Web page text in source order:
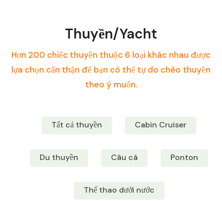
Thuyền/Yacht
Hơn 200 chiếc thuyền thuộc 6 loại khác nhau được
lựa chọn cẩn thận để bạn có thể tự do chèo thuyền
theo ý muốn.
Tất cả thuyền Cabin Cruiser
Du thuyền Câu cá Ponton
Thể thao dưới nước